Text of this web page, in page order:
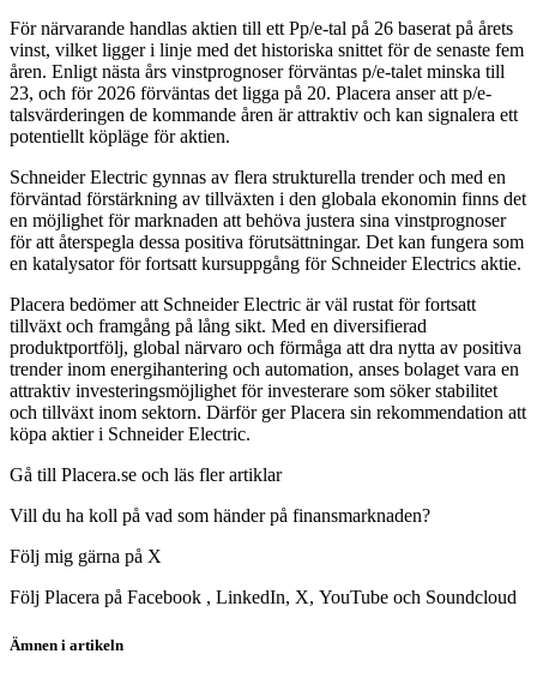
För närvarande handlas aktien till ett Pp/e-tal på 26 baserat på årets
vinst, vilket ligger i linje med det historiska snittet för de senaste fem
åren. Enligt nästa års vinstprognoser förväntas p/e-talet minska till
23, och för 2026 förväntas det ligga på 20. Placera anser att p/e-
talsvärderingen de kommande åren är attraktiv och kan signalera ett
potentiellt köpläge för aktien.
Schneider Electric gynnas av flera strukturella trender och med en
förväntad förstärkning av tillväxten i den globala ekonomin finns det
en möjlighet för marknaden att behöva justera sina vinstprognoser
för att återspegla dessa positiva förutsättningar. Det kan fungera som
en katalysator för fortsatt kursuppgång för Schneider Electrics aktie.
Placera bedömer att Schneider Electric är väl rustat för fortsatt
tillväxt och framgång på lång sikt. Med en diversifierad
produktportfölj, global närvaro och förmåga att dra nytta av positiva
trender inom energihantering och automation, anses bolaget vara en
attraktiv investeringsmöjlighet för investerare som söker stabilitet
och tillväxt inom sektorn. Därför ger Placera sin rekommendation att
köpa aktier i Schneider Electric.
Gå till Placera.se och läs fler artiklar
Vill du ha koll på vad som händer på finansmarknaden?
Följ mig gärna på X
Följ Placera på Facebook , LinkedIn, X, YouTube och Soundcloud
Ämnen i artikeln